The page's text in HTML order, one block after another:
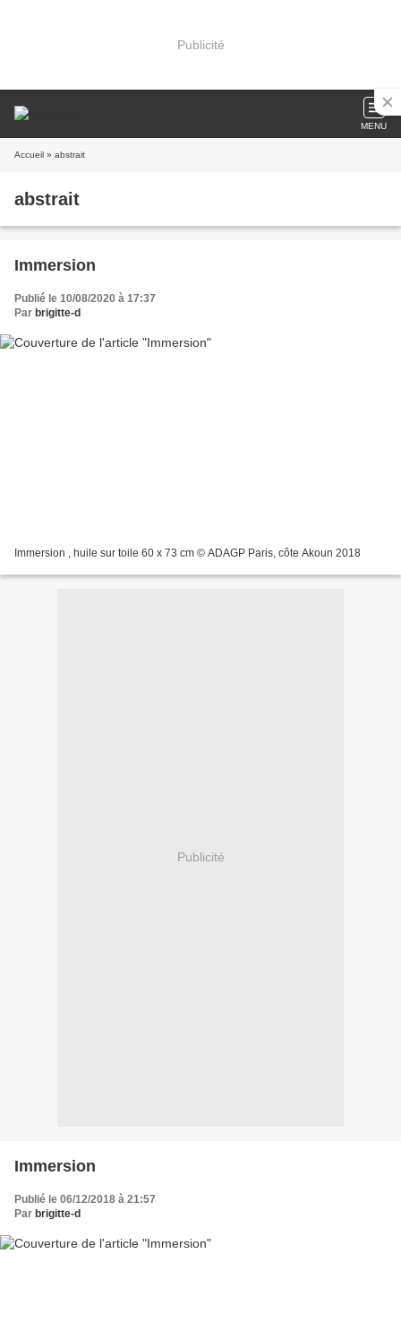
Publicité
MENU
Accueil » abstrait
abstrait
Immersion
Publié le 10/08/2020 à 17:37
Par brigitte-d
Immersion , huile sur toile 60 x 73 cm © ADAGP Paris, côte Akoun 2018
Publicité
Immersion
Publié le 06/12/2018 à 21:57
Par brigitte-d